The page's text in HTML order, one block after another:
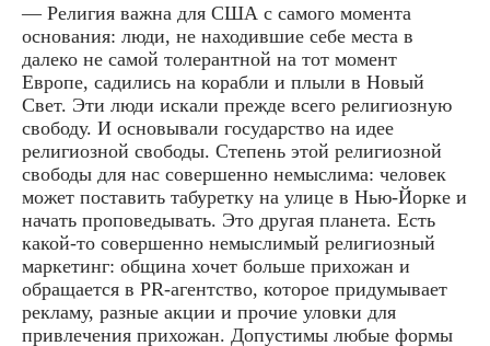
— Религия важна для США с самого момента
основания: люди, не находившие себе места в
далеко не самой толерантной на тот момент
Европе, садились на корабли и плыли в Новый
Свет. Эти люди искали прежде всего религиозную
свободу. И основывали государство на идее
религиозной свободы. Степень этой религиозной
свободы для нас совершенно немыслима: человек
может поставить табуретку на улице в Нью-Йорке и
начать проповедывать. Это другая планета. Есть
какой-то совершенно немыслимый религиозный
маркетинг: община хочет больше прихожан и
обращается в PR-агентство, которое придумывает
рекламу, разные акции и прочие уловки для
привлечения прихожан. Допустимы любые формы